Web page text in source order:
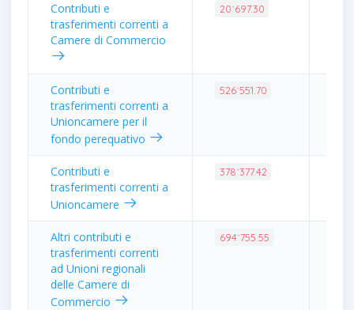
Contributi e
trasferimenti correnti a
Camere di Commercio
20˙697.30
Contributi e
trasferimenti correnti a
Unioncamere per il
fondo perequativo
526˙551.70
Contributi e
trasferimenti correnti a
Unioncamere
378˙377.42
Altri contributi e
trasferimenti correnti
ad Unioni regionali
delle Camere di
Commercio
694˙755.55